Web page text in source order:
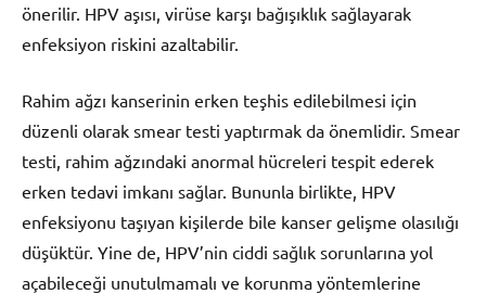
önerilir. HPV aşısı, virüse karşı bağışıklık sağlayarak
enfeksiyon riskini azaltabilir.
Rahim ağzı kanserinin erken teşhis edilebilmesi için
düzenli olarak smear testi yaptırmak da önemlidir. Smear
testi, rahim ağzındaki anormal hücreleri tespit ederek
erken tedavi imkanı sağlar. Bununla birlikte, HPV
enfeksiyonu taşıyan kişilerde bile kanser gelişme olasılığı
düşüktür. Yine de, HPV’nin ciddi sağlık sorunlarına yol
açabileceği unutulmamalı ve korunma yöntemlerine